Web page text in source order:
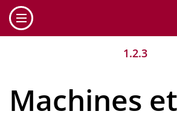
1.2.3
Machines
Cookies management panel